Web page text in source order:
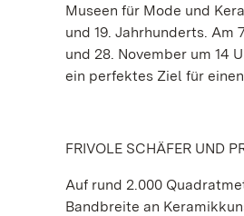
Museen für Mode und
und 19. Jahrhunderts. Am
und 28. November um 14
ein perfektes Ziel für
FRIVOLE SCHÄFER UND
Auf rund 2.000
Bandbreite an